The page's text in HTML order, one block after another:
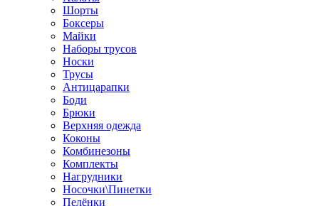
Шорты
Боксеры
Майки
Наборы трусов
Носки
Трусы
Антицарапки
Боди
Брюки
Верхняя одежда
Коконы
Комбинезоны
Комплекты
Нагрудники
Носочки\Пинетки
Пелёнки